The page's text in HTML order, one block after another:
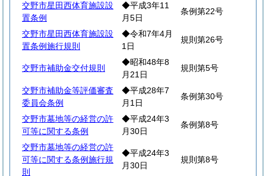
交野市星田西体育施設設
置条例
◆平成3年11
月5日
条例第22号
交野市星田西体育施設設
置条例施行規則
◆令和7年4月
1日
規則第26号
交野市補助金交付規則
◆昭和48年8
月21日
規則第5号
交野市補助金等評価審査
委員会条例
◆平成28年7
月1日
条例第30号
交野市墓地等の経営の許
可等に関する条例
◆平成24年3
月30日
条例第8号
交野市墓地等の経営の許
可等に関する条例施行規
則
◆平成24年3
月30日
規則第8号